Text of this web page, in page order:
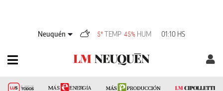
Neuquén 5°TEMP 45% HUM 01:10 HS